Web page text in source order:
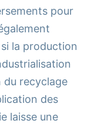
pour
la production
du recyclage
des
laisse une